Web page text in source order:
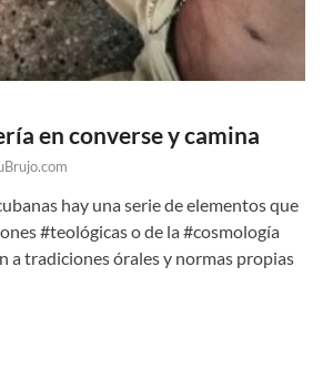
en converse y camina
hay una serie de elementos que
#teológicas o de la #cosmología
a tradiciones órales y normas propias